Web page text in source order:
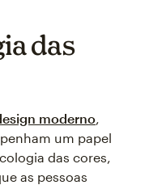
das
moderno,
um papel
das cores,
as pessoas